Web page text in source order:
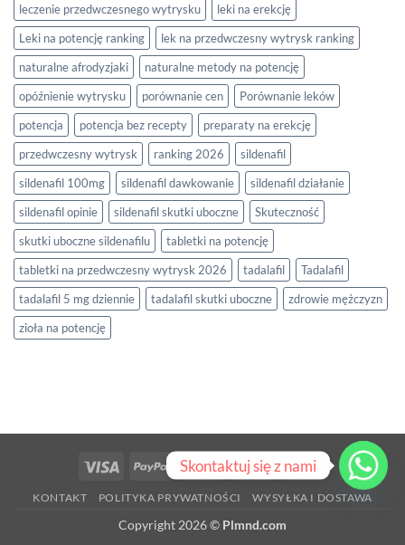
leczenie przedwczesnego wytrysku
leki na erekcję
Leki na potencję ranking
lek na przedwczesny wytrysk ranking
naturalne afrodyzjaki
naturalne metody na potencję
opóźnienie wytrysku
porównanie cen
Porównanie leków
potencja
potencja bez recepty
preparaty na erekcję
przedwczesny wytrysk
ranking 2026
sildenafil
sildenafil 100mg
sildenafil dawkowanie
sildenafil działanie
sildenafil opinie
sildenafil skutki uboczne
Skuteczność
skutki uboczne sildenafilu
tabletki na potencję
tabletki na przedwczesny wytrysk 2026
tadalafil
Tadalafil
tadalafil 5 mg dziennie
tadalafil skutki uboczne
zdrowie mężczyzn
zioła na potencję
Visa PayPal Stripe MasterCardCash
Delivery
KONTAKT POLITYKA PRYWATNOŚCI WYSYŁKA I DOSTAWA
Copyright 2026 © Plmnd.com
Skontaktuj się z nami